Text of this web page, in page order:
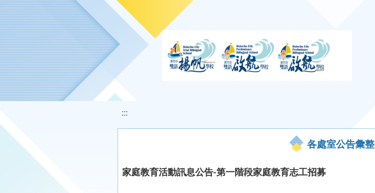
移至網頁之主要內容區位置
:::
各處室公告彙整
家庭教育活動訊息公告-第一階段家庭教育志工招募